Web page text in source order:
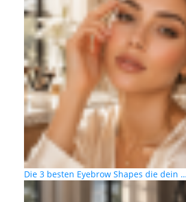
Die 3 besten Eyebrow Shapes die dein …